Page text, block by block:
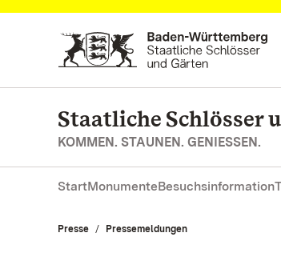
Zum Hauptinhalt springen
Staatliche Schlösser
KOMMEN. STAUNEN. GENIESSEN.
StartMonumenteBesuchsinformation
Presse Pressemeldungen